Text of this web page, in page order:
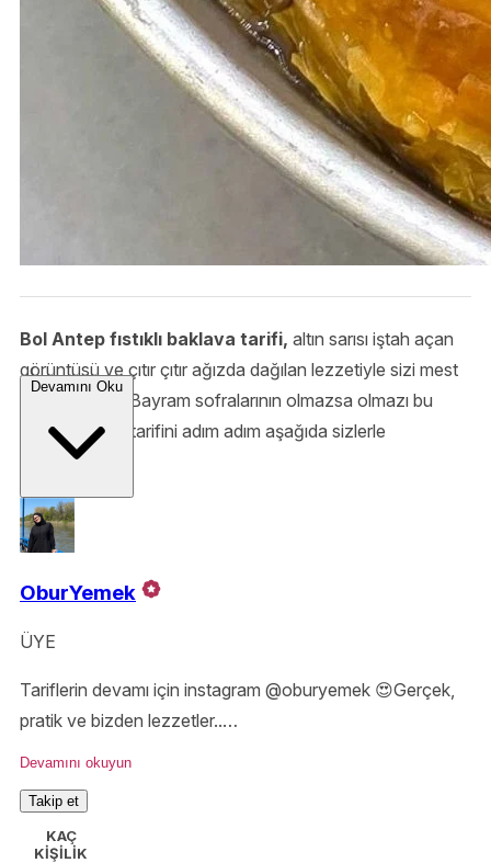
Bol Antep fıstıklı baklava tarifi, altın sarısı iştah açan
görüntüsü ve çıtır çıtır ağızda dağılan lezzetiyle sizi mest
etmeye hazır. Bayram sofralarının olmazsa olmazı bu
şerbetli tatlı
tarifini adım adım aşağıda sizlerle
paylaşıyoruz.
Devamını Oku
OburYemek
ÜYE
Tariflerin devamı için instagram @oburyemek 😍Gerçek,
pratik ve bizden lezzetler..
Devamını okuyun
Takip et
KAÇ
KİŞİLİK